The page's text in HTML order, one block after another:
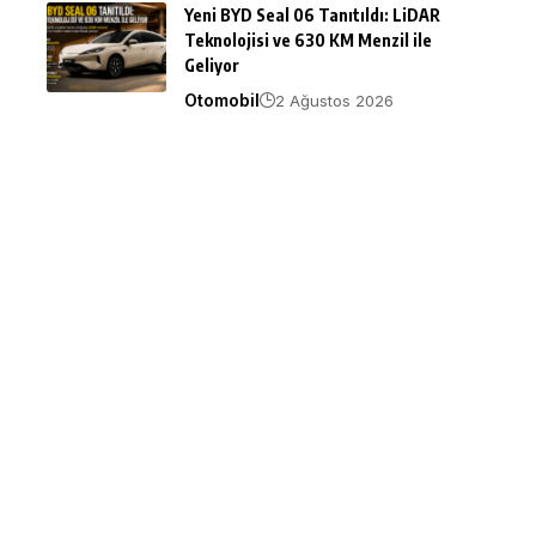
Yeni BYD Seal 06 Tanıtıldı: LiDAR
Teknolojisi ve 630 KM Menzil ile
Geliyor
Otomobil
2 Ağustos 2026